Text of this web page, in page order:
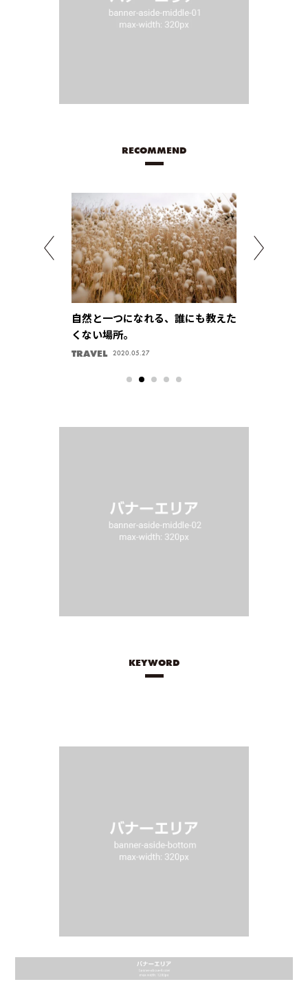
RECOMMEND
自然と一つになれる、誰にも教えた
くない場所。
TRAVEL 2020.05.27
KEYWORD